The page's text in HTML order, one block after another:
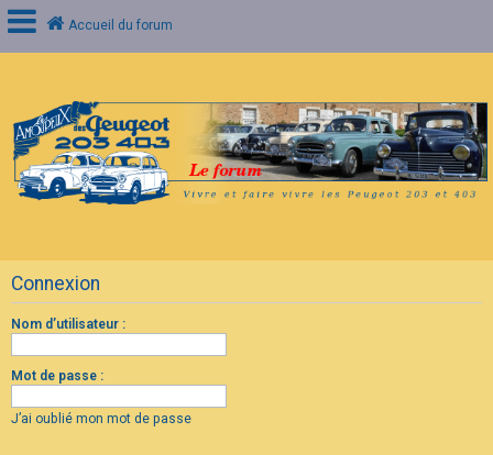
o
n
n
e
x
I
s
r
i
p
i
Accueil du forum
Connexion
Nom d’utilisateur :
Mot de passe :
J’ai oublié mon mot de passe